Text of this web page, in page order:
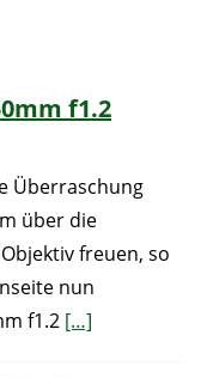
f1.2
Überraschung
über die
freuen, so
nun
f1.2 […]